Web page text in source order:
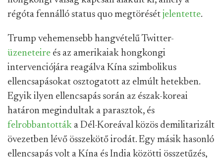
régóta fennálló status quo megtörését jelentette.
Trump vehemensebb hangvételű Twitter-
üzeneteire és az amerikaiak hongkongi
intervenciójára reagálva Kína szimbolikus
ellencsapásokat osztogatott az elmúlt hetekben.
Egyik ilyen ellencsapás során az észak-koreai
határon megindultak a parasztok, és
felrobbantották a Dél-Koreával közös demilitarizált
övezetben lévő összekötő irodát. Egy másik hasonló
ellencsapás volt a Kína és India közötti összetűzés,